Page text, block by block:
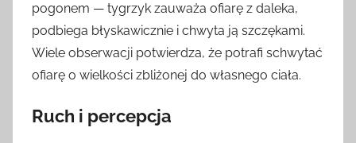
pogonem — tygrzyk zauważa ofiarę z daleka,
podbiega błyskawicznie i chwyta ją szczękami.
Wiele obserwacji potwierdza, że potrafi schwytać
ofiarę o wielkości zbliżonej do własnego ciała.
Ruch i percepcja